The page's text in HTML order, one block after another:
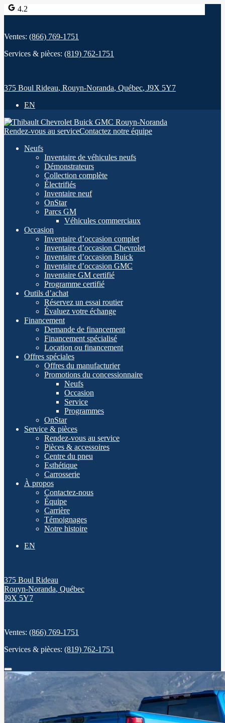
4.2
Ventes: (866) 769-1751
Services & pièces: (819) 762-1751
375 Boul Rideau, Rouyn-Noranda, Québec, J9X 5Y7
EN
Rendez-vous au serviceContactez notre équipe
Neufs
Inventaire de véhicules neufs
Démonstrateurs
Collection complète
Électrifiés
Inventaire neuf
OnStar
Parcs GM
Véhicules commerciaux
Occasion
Inventaire d’occasion complet
Inventaire d’occasion Chevrolet
Inventaire d’occasion Buick
Inventaire d’occasion GMC
Inventaire GM certifié
Programme certifié
Outils d’achat
Réservez un essai routier
Évaluez votre échange
Financement
Demande de financement
Financement spécialisé
Location ou financement
Offres spéciales
Offres du manufacturier
Promotions du concessionnaire
Neufs
Occasion
Service
Programmes
OnStar
Service & pièces
Rendez-vous au service
Pièces & accessoires
Centre du pneu
Esthétique
Carrosserie
À propos
Contactez-nous
Équipe
Carrière
Témoignages
Notre histoire
EN
375 Boul Rideau
Rouyn-Noranda, Québec
J9X 5Y7
Ventes: (866) 769-1751
Services & pièces: (819) 762-1751